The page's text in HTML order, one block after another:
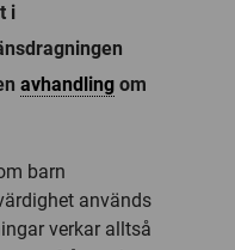
i
avhandling om
barn
används
verkar alltså